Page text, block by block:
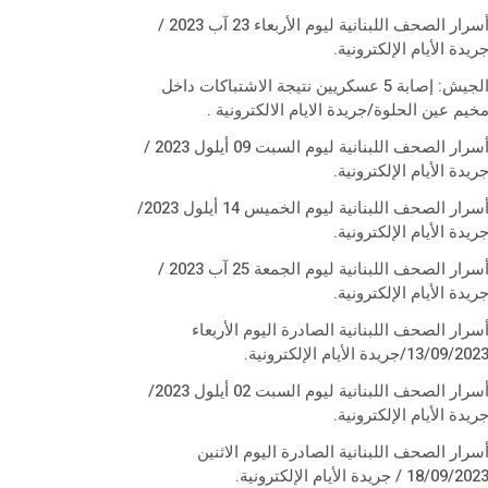
أسرار الصحف اللبنانية ليوم الأربعاء 23 آب 2023 /
جريدة الأيام الإلكترونية.
الجيش: إصابة 5 عسكريين نتيجة الاشتباكات داخل
مخيم عين الحلوة/جريدة الايام الالكترونية .
أسرار الصحف اللبنانية ليوم السبت 09 أيلول 2023 /
جريدة الأيام الإلكترونية.
أسرار الصحف اللبنانية ليوم الخميس 14 أيلول 2023/
جريدة الأيام الإلكترونية.
أسرار الصحف اللبنانية ليوم الجمعة 25 آب 2023 /
جريدة الأيام الإلكترونية.
أسرار الصحف اللبنانية الصادرة اليوم الأربعاء
13/09/2023/جريدة الأيام الإلكترونية.
أسرار الصحف اللبنانية ليوم السبت 02 أيلول 2023/
جريدة الأيام الإلكترونية.
أسرار الصحف اللبنانية الصادرة اليوم الاثنين
18/09/2023 / جريدة الأيام الإلكترونية.